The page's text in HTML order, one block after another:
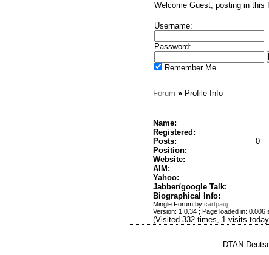
Welcome Guest, posting in this
Username:
Password:
Remember Me
Forum »Profile Info
Name:
Registered:
Posts:
0
Position:
Website:
AIM:
Yahoo:
Jabber/google Talk:
Biographical Info:
Mingle Forum by cartpauj
Version: 1.0.34 ; Page loaded in: 0.006
(Visited 332 times, 1 visits
DTAN